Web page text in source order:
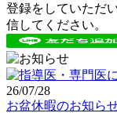
登録をしていただ
信してください。
26/07/28
お盆休暇のお知ら